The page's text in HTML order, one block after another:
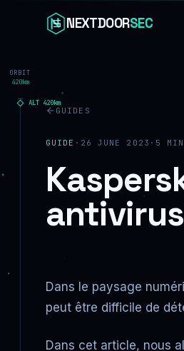
ORBIT
420km
ALT 420km
NEXTDOORSEC
GUIDES
GUIDE · 26 JUNE 2023 · 5
Dans le paysage
peut être difficile de
Dans cet article, nous